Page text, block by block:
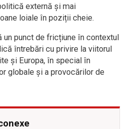
externă și mai
loiale în poziții cheie.
punct de fricțiune în contextul
întrebări cu privire la viitorul
și Europa, în special în
globale și a provocărilor de